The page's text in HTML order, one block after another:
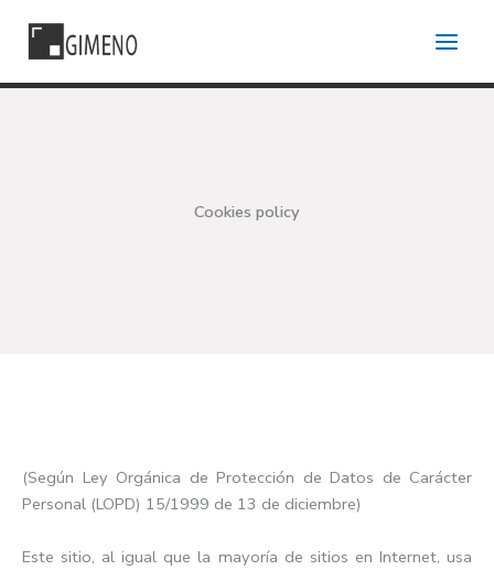
content
Cookies policy
(Según Ley Orgánica de Protección de Datos de Carácter
Personal (LOPD) 15/1999 de 13 de diciembre)
Este sitio, al igual que la mayoría de sitios en Internet, usa